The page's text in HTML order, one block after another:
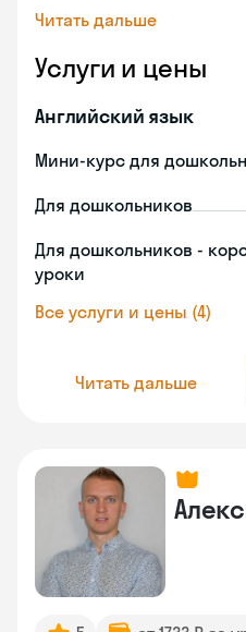
Читать дальше
Услуги и цены
Английский язык
Мини-курс для
Для дошкольников
Для дошкольников -
уроки
Все услуги и цены (4)
Читать дальше